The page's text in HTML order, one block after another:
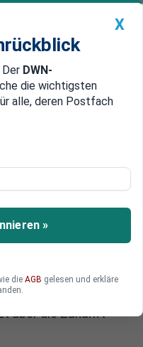
Geldanlage Premium
China
Warum
müssen
–
Druck.
und Finanzwelt
Richtung und
über die Zukunft
X
DWN-
die wichtigsten
alle, deren Postfach
»
die AGB gelesen und erkläre